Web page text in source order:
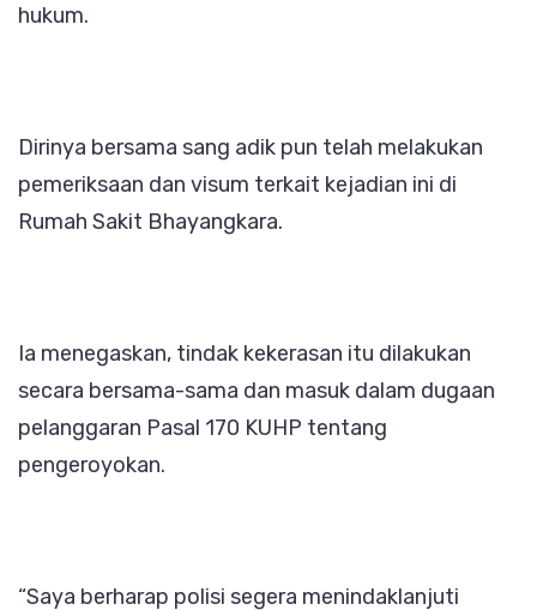
hukum.
Dirinya bersama sang adik pun telah melakukan
pemeriksaan dan visum terkait kejadian ini di
Rumah Sakit Bhayangkara.
Ia menegaskan, tindak kekerasan itu dilakukan
secara bersama-sama dan masuk dalam dugaan
pelanggaran Pasal 170 KUHP tentang
pengeroyokan.
“Saya berharap polisi segera menindaklanjuti